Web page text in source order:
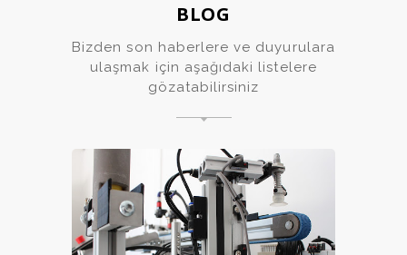
BLOG
Bizden son haberlere ve duyurulara
ulaşmak için aşağıdaki listelere
gözatabilirsiniz